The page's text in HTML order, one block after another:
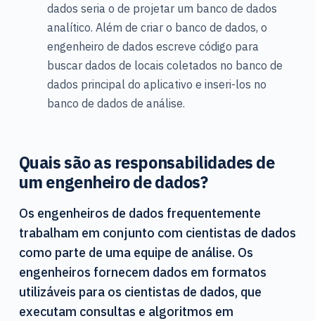
dados seria o de projetar um banco de dados
analítico. Além de criar o banco de dados, o
engenheiro de dados escreve código para
buscar dados de locais coletados no banco de
dados principal do aplicativo e inseri-los no
banco de dados de análise.
Quais são as responsabilidades de
um engenheiro de dados?
Os engenheiros de dados frequentemente
trabalham em conjunto com cientistas de dados
como parte de uma equipe de análise. Os
engenheiros fornecem dados em formatos
utilizáveis para os cientistas de dados, que
executam consultas e algoritmos em